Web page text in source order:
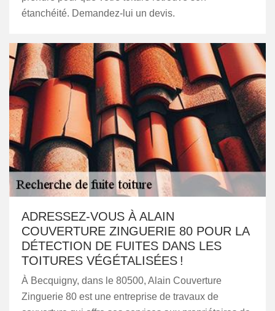
étanchéité. Demandez-lui un devis.
ADRESSEZ-VOUS À ALAIN
COUVERTURE ZINGUERIE 80 POUR LA
DÉTECTION DE FUITES DANS LES
TOITURES VÉGÉTALISÉES !
À Becquigny, dans le 80500, Alain Couverture
Zinguerie 80 est une entreprise de travaux de